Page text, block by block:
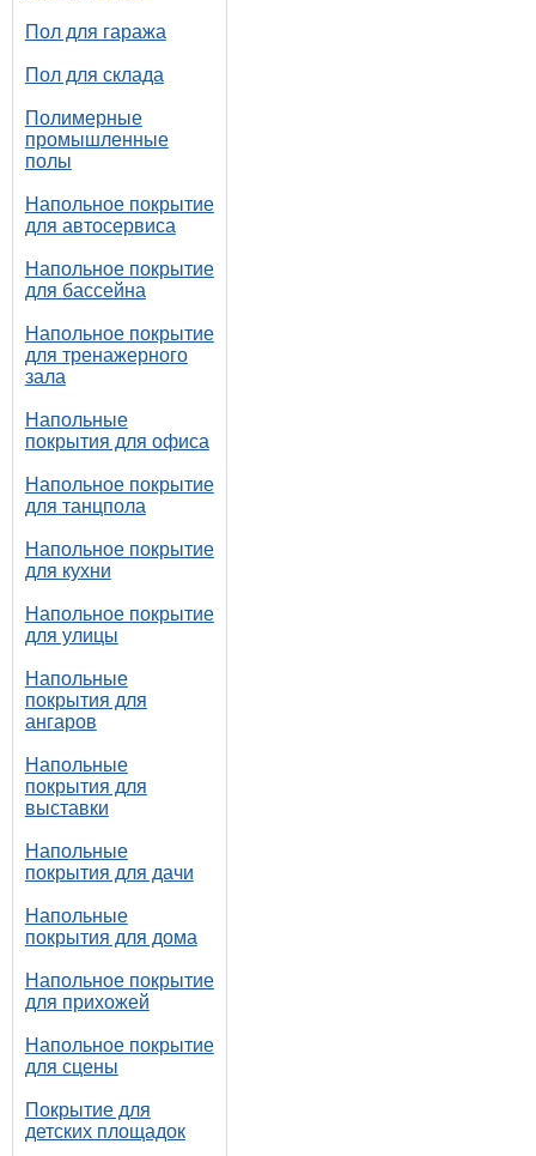
Пол для гаража
Пол для склада
Полимерные
промышленные
полы
Напольное покрытие
для автосервиса
Напольное покрытие
для бассейна
Напольное покрытие
для тренажерного
зала
Напольные
покрытия для офиса
Напольное покрытие
для танцпола
Напольное покрытие
для кухни
Напольное покрытие
для улицы
Напольные
покрытия для
ангаров
Напольные
покрытия для
выставки
Напольные
покрытия для дачи
Напольные
покрытия для дома
Напольное покрытие
для прихожей
Напольное покрытие
для сцены
Покрытие для
детских площадок